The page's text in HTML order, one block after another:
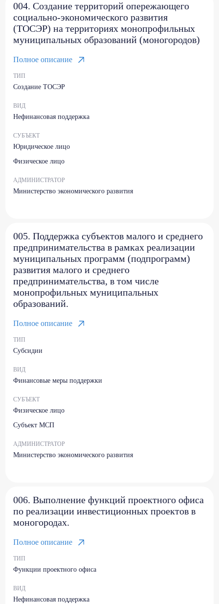
004. Создание территорий опережающего
социально-экономического развития
(ТОСЭР) на территориях монопрофильных
муниципальных образований (моногородов)
Полное описание
ТИП
Создание ТОСЭР
ВИД
Нефинансовая поддержка
СУБЪЕКТ
Юридическое лицо
Физическое лицо
АДМИНИСТРАТОР
Министерство экономического развития
005. Поддержка субъектов малого и среднего
предпринимательства в рамках реализации
муниципальных программ (подпрограмм)
развития малого и среднего
предпринимательства, в том числе
монопрофильных муниципальных
образований.
Полное описание
ТИП
Субсидии
ВИД
Финансовые меры поддержки
СУБЪЕКТ
Физическое лицо
Субъект МСП
АДМИНИСТРАТОР
Министерство экономического развития
006. Выполнение функций проектного офиса
по реализации инвестиционных проектов в
моногородах.
Полное описание
ТИП
Функции проектного офиса
ВИД
Нефинансовая поддержка